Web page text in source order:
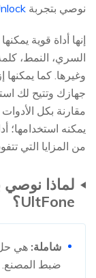
نوصي بتجربة
إنها أداة قوية
السري، النمط،
جهازك وتتيح لك
مقارنة بكل
من المزايا التي
لماذا نوصي
UltFone؟
شاملة:
ضبط المصنع.